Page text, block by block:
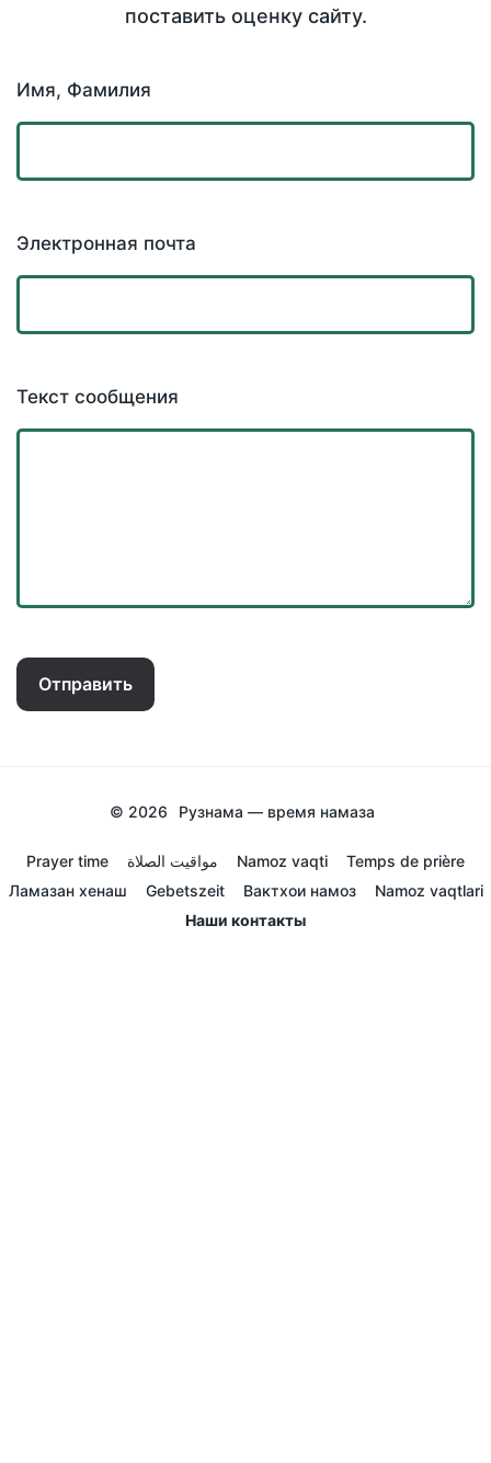
поставить оценку сайту.
Имя, Фамилия
Электронная почта
Текст сообщения
Отправить
© 2026 Рузнама — время намаза
Prayer time مواقيت الصلاة Namoz vaqti
Temps de prière
Ламазан хенаш
Gebetszeit Вактхои намоз
Namoz vaqtlari
Наши контакты